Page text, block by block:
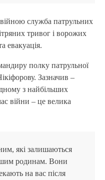
служба патрульних
тривог і ворожих
евакуація.
полку патрульної
Зазначив –
з найбільших
війни – це велика
які залишаються
родинам. Вони
на вас після